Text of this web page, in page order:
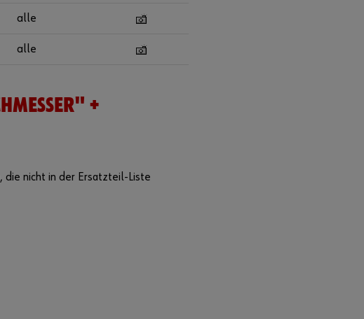
alle
alle
+
die nicht in der Ersatzteil-Liste